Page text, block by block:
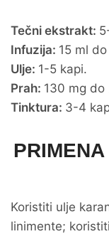
Tečni ekstrakt:
Infuzija: 15 ml
Ulje: 1-5 kapi.
Prah: 130 mg do
Tinktura: 3-4
Koristiti ulje
linimente;